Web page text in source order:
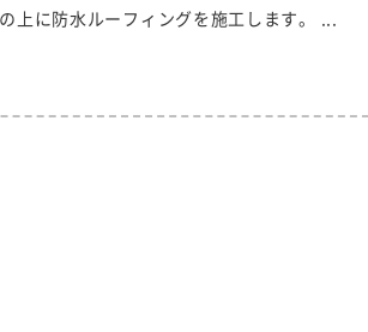
上に防水ルーフィングを施工します。 ...